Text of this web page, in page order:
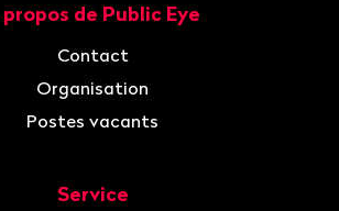
de Public Eye
Contact
Organisation
Postes vacants
Service